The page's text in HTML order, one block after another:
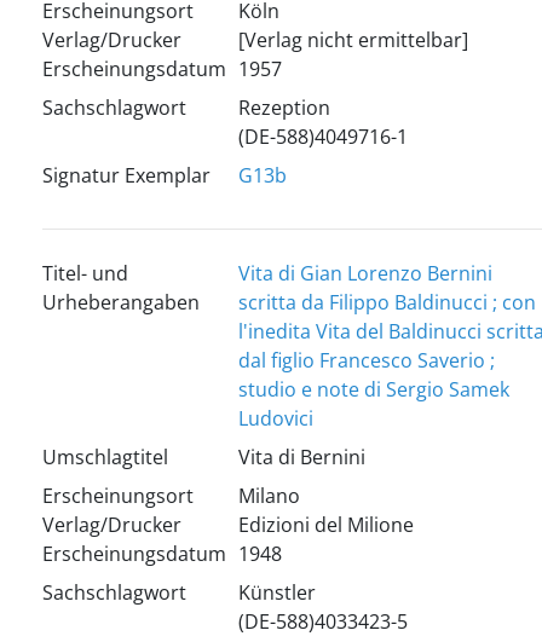
Erscheinungsort
Verlag/Drucker
Erscheinungsdatum
Köln
[Verlag nicht ermittelbar]
1957
Sachschlagwort
Rezeption
(DE-588)4049716-1
Signatur Exemplar
G13b
Titel- und
Urheberangaben
Vita di Gian Lorenzo Bernini
scritta da Filippo Baldinucci ; con
l'inedita Vita del Baldinucci
dal figlio Francesco Saverio ;
studio e note di Sergio Samek
Ludovici
Umschlagtitel
Vita di Bernini
Erscheinungsort
Verlag/Drucker
Erscheinungsdatum
Milano
Edizioni del Milione
1948
Sachschlagwort
Künstler
(DE-588)4033423-5